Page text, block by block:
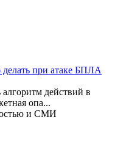
при атаке БПЛА
действий в
опа...
и СМИ